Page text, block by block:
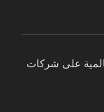
على شركات